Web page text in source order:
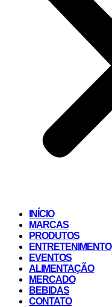
INÍCIO
MARCAS
PRODUTOS
ENTRETENIMENTO
EVENTOS
ALIMENTAÇÃO
MERCADO
BEBIDAS
CONTATO